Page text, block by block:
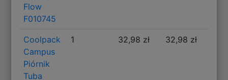
Flow
F010745
Coolpack
Campus
Piórnik
Tuba
1 32,98 zł 32,98 zł